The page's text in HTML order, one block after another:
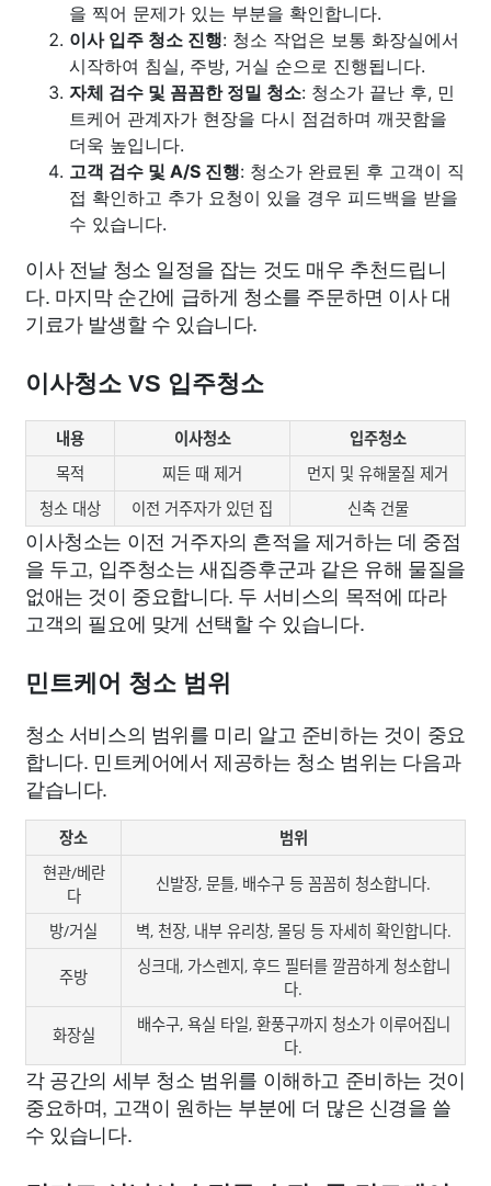
을 찍어 문제가 있는 부분을 확인합니다.
이사 입주 청소 진행: 청소 작업은 보통 화장실에서
시작하여 침실, 주방, 거실 순으로 진행됩니다.
자체 검수 및 꼼꼼한 정밀 청소: 청소가 끝난 후, 민
트케어 관계자가 현장을 다시 점검하며 깨끗함을
더욱 높입니다.
고객 검수 및 A/S 진행: 청소가 완료된 후 고객이 직
접 확인하고 추가 요청이 있을 경우 피드백을 받을
수 있습니다.
이사 전날 청소 일정을 잡는 것도 매우 추천드립니
다. 마지막 순간에 급하게 청소를 주문하면 이사 대
기료가 발생할 수 있습니다.
이사청소 VS 입주청소
내용 이사청소
입주청소
목적
찌든 때 제거
먼지 및 유해물질 제거
청소 대상
이전 거주자가 있던 집 신축 건물
이사청소는 이전 거주자의 흔적을 제거하는 데 중점
을 두고, 입주청소는 새집증후군과 같은 유해 물질을
없애는 것이 중요합니다. 두 서비스의 목적에 따라
고객의 필요에 맞게 선택할 수 있습니다.
민트케어 청소 범위
청소 서비스의 범위를 미리 알고 준비하는 것이 중요
합니다. 민트케어에서 제공하는 청소 범위는 다음과
같습니다.
장소
범위
현관/베란
다
신발장, 문틀, 배수구 등 꼼꼼히 청소합니다.
방/거실 벽, 천장, 내부 유리창, 몰딩 등 자세히 확인합니다.
주방
싱크대, 가스렌지, 후드 필터를 깔끔하게 청소합니
다.
화장실
배수구, 욕실 타일, 환풍구까지 청소가 이루어집니
다.
각 공간의 세부 청소 범위를 이해하고 준비하는 것이
중요하며, 고객이 원하는 부분에 더 많은 신경을 쓸
수 있습니다.